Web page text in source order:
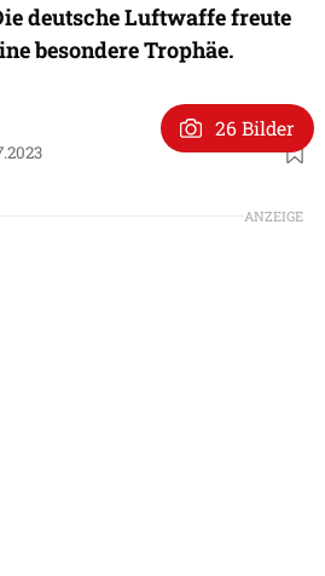
deutsche Luftwaffe freute
besondere Trophäe.
Foto: Markus Altmann
26 Bilder
ANZEIGE